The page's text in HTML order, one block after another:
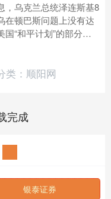
，乌克兰总统泽连斯基8
在顿巴斯问题上没有达
国“和平计划”的部分内
敏感问题”进行进一步
领....
类： 顺阳网
完成
银泰证券